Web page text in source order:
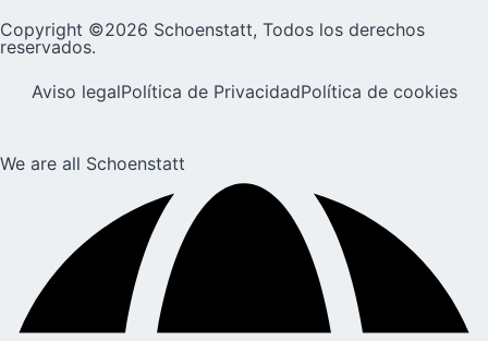
Copyright ©2026 Schoenstatt, Todos los derechos
reservados.
Aviso legalPolítica de PrivacidadPolítica de cookies
We are all Schoenstatt